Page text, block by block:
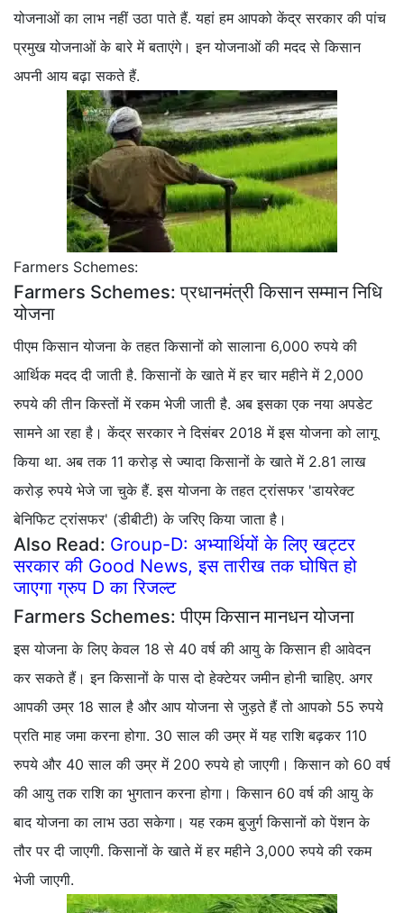
योजनाओं का लाभ नहीं उठा पाते हैं. यहां हम आपको केंद्र सरकार की पांच
प्रमुख योजनाओं के बारे में बताएंगे। इन योजनाओं की मदद से किसान
अपनी आय बढ़ा सकते हैं.
Farmers Schemes:
Farmers Schemes: प्रधानमंत्री किसान सम्मान निधि
योजना
पीएम किसान योजना के तहत किसानों को सालाना 6,000 रुपये की
आर्थिक मदद दी जाती है. किसानों के खाते में हर चार महीने में 2,000
रुपये की तीन किस्तों में रकम भेजी जाती है. अब इसका एक नया अपडेट
सामने आ रहा है। केंद्र सरकार ने दिसंबर 2018 में इस योजना को लागू
किया था. अब तक 11 करोड़ से ज्यादा किसानों के खाते में 2.81 लाख
करोड़ रुपये भेजे जा चुके हैं. इस योजना के तहत ट्रांसफर 'डायरेक्ट
बेनिफिट ट्रांसफर' (डीबीटी) के जरिए किया जाता है।
Also Read: Group-D: अभ्यार्थियों के लिए खट्टर
सरकार की Good News, इस तारीख तक घोषित हो
जाएगा ग्रुप D का रिजल्ट
Farmers Schemes: पीएम किसान मानधन योजना
इस योजना के लिए केवल 18 से 40 वर्ष की आयु के किसान ही आवेदन
कर सकते हैं। इन किसानों के पास दो हेक्टेयर जमीन होनी चाहिए. अगर
आपकी उम्र 18 साल है और आप योजना से जुड़ते हैं तो आपको 55 रुपये
प्रति माह जमा करना होगा. 30 साल की उम्र में यह राशि बढ़कर 110
रुपये और 40 साल की उम्र में 200 रुपये हो जाएगी। किसान को 60 वर्ष
की आयु तक राशि का भुगतान करना होगा। किसान 60 वर्ष की आयु के
बाद योजना का लाभ उठा सकेगा। यह रकम बुजुर्ग किसानों को पेंशन के
तौर पर दी जाएगी. किसानों के खाते में हर महीने 3,000 रुपये की रकम
भेजी जाएगी.